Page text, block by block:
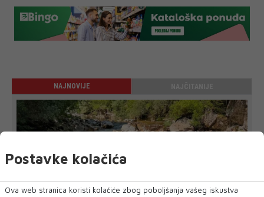
NAJNOVIJE
Postavke kolačića
Ova web stranica koristi kolačiće zbog poboljšanja vašeg iskustva